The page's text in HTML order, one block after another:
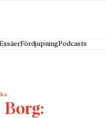
FördjupningPodcasts
Borg